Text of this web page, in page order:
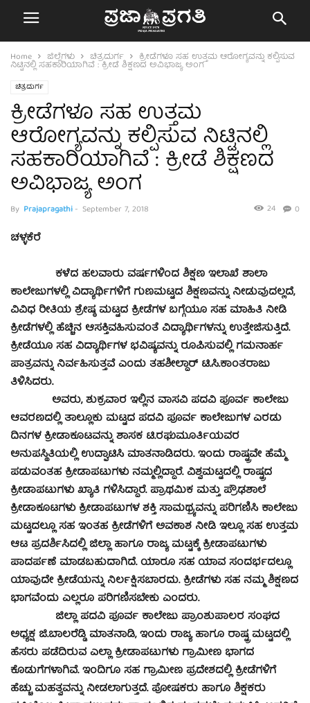
Home ಜಿಲ್ಲೆಗಳು ಚಿತ್ರದುರ್ಗ ಕ್ರೀಡೆಗಳೂ ಸಹ ಉತ್ತಮ ಆರೋಗ್ಯವನ್ನು ಕಲ್ಪಿಸುವ
ನಿಟ್ಟಿನಲ್ಲಿ ಸಹಕಾರಿಯಾಗಿವೆ : ಕ್ರೀಡೆ ಶಿಕ್ಷಣದ ಅವಿಭಾಜ್ಯ ಅಂಗ
ಚಿತ್ರದುರ್ಗ
ಕ್ರೀಡೆಗಳೂ ಸಹ ಉತ್ತಮ
ಆರೋಗ್ಯವನ್ನು ಕಲ್ಪಿಸುವ ನಿಟ್ಟಿನಲ್ಲಿ
ಸಹಕಾರಿಯಾಗಿವೆ : ಕ್ರೀಡೆ ಶಿಕ್ಷಣದ
ಅವಿಭಾಜ್ಯ ಅಂಗ
By Prajapragathi- September 7, 2018 0
24
ಚಳ್ಳಕೆರೆ
ಕಳೆದ ಹಲವಾರು ವರ್ಷಗಳಿಂದ ಶಿಕ್ಷಣ ಇಲಾಖೆ ಶಾಲಾ
ಕಾಲೇಜುಗಳಲ್ಲಿ ವಿದ್ಯಾರ್ಥಿಗಳಿಗೆ ಗುಣಮಟ್ಟದ ಶಿಕ್ಷಣವನ್ನು ನೀಡುವುದಲ್ಲದೆ,
ವಿವಿಧ ರೀತಿಯ ಶ್ರೇಷ್ಠ ಮಟ್ಟದ ಕ್ರೀಡೆಗಳ ಬಗ್ಗೆಯೂ ಸಹ ಮಾಹಿತಿ ನೀಡಿ
ಕ್ರೀಡೆಗಳಲ್ಲಿ ಹೆಚ್ಚಿನ ಆಸಕ್ತಿವಹಿಸುವಂತೆ ವಿದ್ಯಾರ್ಥಿಗಳನ್ನು ಉತ್ತೇಜಿಸುತ್ತಿದೆ.
ಕ್ರೀಡೆಯೂ ಸಹ ವಿದ್ಯಾರ್ಥಿಗಳ ಭವಿಷ್ಯವನ್ನು ರೂಪಿಸುವಲ್ಲಿ ಗಮನಾರ್ಹ
ಪಾತ್ರವನ್ನು ನಿರ್ವಹಿಸುತ್ತವೆ ಎಂದು ತಹಶೀಲ್ದಾರ್ ಟಿ.ಸಿ.ಕಾಂತರಾಜು
ತಿಳಿಸಿದರು.
ಅವರು, ಶುಕ್ರವಾರ ಇಲ್ಲಿನ ವಾಸವಿ ಪದವಿ ಪೂರ್ವ ಕಾಲೇಜು
ಆವರಣದಲ್ಲಿ ತಾಲ್ಲೂಕು ಮಟ್ಟದ ಪದವಿ ಪೂರ್ವ ಕಾಲೇಜುಗಳ ಎರಡು
ದಿನಗಳ ಕ್ರೀಡಾಕೂಟವನ್ನು ಶಾಸಕ ಟಿ.ರಘುಮೂರ್ತಿಯವರ
ಅನುಪಸ್ಥಿತಿಯಲ್ಲಿ ಉದ್ಘಾಟಿಸಿ ಮಾತನಾಡಿದರು. ಇಂದು ರಾಷ್ಟ್ರವೇ ಹೆಮ್ಮೆ
ಪಡುವಂತಹ ಕ್ರೀಡಾಪಟುಗಳು ನಮ್ಮಲ್ಲಿದ್ದಾರೆ. ವಿಶ್ವಮಟ್ಟದಲ್ಲಿ ರಾಷ್ಟ್ರದ
ಕ್ರೀಡಾಪಟುಗಳು ಖ್ಯಾತಿ ಗಳಿಸಿದ್ಧಾರೆ. ಪ್ರಾಥಮಿಕ ಮತ್ತು ಪ್ರೌಢಶಾಲೆ
ಕ್ರೀಡಾಕೂಟಗಳು ಕ್ರೀಡಾಪಟುಗಳ ಶಕ್ತಿ ಸಾಮಥ್ರ್ಯವನ್ನು ಪರಿಗಣಿಸಿ ಕಾಲೇಜು
ಮಟ್ಟದಲ್ಲೂ ಸಹ ಇಂತಹ ಕ್ರೀಡೆಗಳಿಗೆ ಅವಕಾಶ ನೀಡಿ ಇಲ್ಲೂ ಸಹ ಉತ್ತಮ
ಆಟ ಪ್ರದರ್ಶಿಸಿದಲ್ಲಿ ಜಿಲ್ಲಾ ಹಾಗೂ ರಾಜ್ಯ ಮಟ್ಟಕ್ಕೆ ಕ್ರೀಡಾಪಟುಗಳು
ಪಾದರ್ಪಣೆ ಮಾಡಬಹುದಾಗಿದೆ. ಯಾರೂ ಸಹ ಯಾವ ಸಂದರ್ಭದಲ್ಲೂ
ಯಾವುದೇ ಕ್ರೀಡೆಯನ್ನು ನಿರ್ಲಕ್ಷಿಸಬಾರದು. ಕ್ರೀಡೆಗಳು ಸಹ ನಮ್ಮ ಶಿಕ್ಷಣದ
ಭಾಗವೆಂದು ಎಲ್ಲರೂ ಪರಿಗಣಿಸಬೇಕು ಎಂದರು.
ಜಿಲ್ಲಾ ಪದವಿ ಪೂರ್ವ ಕಾಲೇಜು ಪ್ರಾಂಶುಪಾಲರ ಸಂಘದ
ಅಧ್ಯಕ್ಷ ಜಿ.ಬಾಲರೆಡ್ಡಿ ಮಾತನಾಡಿ, ಇಂದು ರಾಜ್ಯ ಹಾಗೂ ರಾಷ್ಟ್ರ ಮಟ್ಟದಲ್ಲಿ
ಹೆಸರು ಪಡೆದಿರುವ ಎಲ್ಲಾ ಕ್ರೀಡಾಪಟುಗಳು ಗ್ರಾಮೀಣ ಭಾಗದ
ಕೊಡುಗೆಗಳಾಗಿವೆ. ಇಂದಿಗೂ ಸಹ ಗ್ರಾಮೀಣ ಪ್ರದೇಶದಲ್ಲಿ ಕ್ರೀಡೆಗಳಿಗೆ
ಹೆಚ್ಚು ಮಹತ್ವವನ್ನು ನೀಡಲಾಗುತ್ತದೆ. ಪೋಷಕರು ಹಾಗೂ ಶಿಕ್ಷಕರು